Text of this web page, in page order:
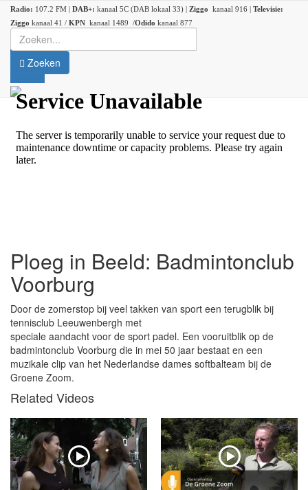
Radio: 107.2 FM | DAB+: kanaal 5C (DAB lokaal 33) | Ziggo kanaal 916 | Televisie:
Ziggo kanaal 41 / KPN kanaal 1489 /Odido kanaal 877
Zoeken
Ploeg in Beeld: Badmintonclub
Voorburg
Door de zomerstop bij veel takken van sport een terugblik bij
tennisclub Leeuwenbergh met
speciale aandacht voor de sport padel. Een vooruitblik op de
badmintonclub Voorburg die in mei 50 jaar bestaat en een
muzikale clip van het Nederlandse dames softbalteam bij de
Groene Zoom.
Related Videos